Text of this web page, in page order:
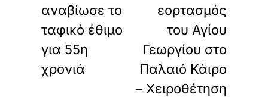
αναβίωσε το
ταφικό έθιμο
για 55η
χρονιά
εορτασμός
του Αγίου
Γεωργίου στο
Παλαιό Κάιρο
– Χειροθέτηση